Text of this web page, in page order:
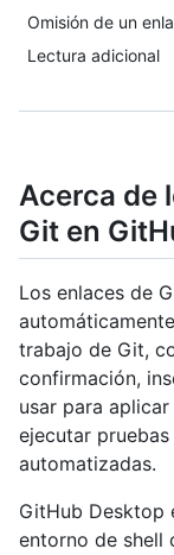
Omisión de un
Lectura adicional
Acerca de
Git en
Los enlaces de
trabajo de Git,
confirmación,
usar para
ejecutar
automatizadas.
GitHub Desktop
entorno de shell